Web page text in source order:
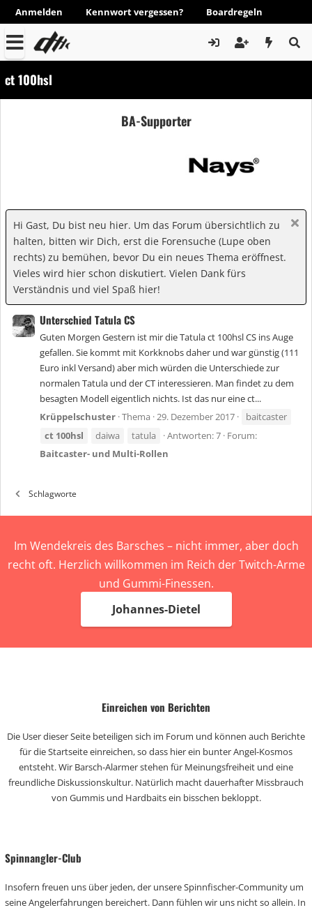
Anmelden Kennwort vergessen? Boardregeln
ct 100hsl
BA-Supporter
Hi Gast, Du bist neu hier. Um das Forum übersichtlich zu
halten, bitten wir Dich, erst die Forensuche (Lupe oben
rechts) zu bemühen, bevor Du ein neues Thema eröffnest.
Vieles wird hier schon diskutiert. Vielen Dank fürs
Verständnis und viel Spaß hier!
Unterschied Tatula CS
Guten Morgen Gestern ist mir die Tatula ct 100hsl CS ins Auge
gefallen. Sie kommt mit Korkknobs daher und war günstig (111
Euro inkl Versand) aber mich würden die Unterschiede zur
normalen Tatula und der CT interessieren. Man findet zu dem
besagten Modell eigentlich nichts. Ist das nur eine ct...
Krüppelschuster Thema 29. Dezember 2017
baitcaster
ct 100hsl daiwa tatula Antworten: 7 Forum:
Baitcaster- und Multi-Rollen
Schlagworte
Im Wendekreis des Barsches – nicht immer, aber doch
recht oft. Herzlich willkommen im Reich der Twitch-Arme
und Gummi-Finessen.
Johannes-Dietel
Einreichen von Berichten
Die User dieser Seite beteiligen sich im Forum und können auch Berichte
für die Startseite einreichen, so dass hier ein bunter Angel-Kosmos
entsteht. Wir Barsch-Alarmer stehen für Meinungsfreiheit und eine
freundliche Diskussionskultur. Natürlich macht dauerhafter Missbrauch
von Gummis und Hardbaits ein bisschen bekloppt.
Spinnangler-Club
Insofern freuen uns über jeden, der unsere Spinnfischer-Community um
seine Angelerfahrungen bereichert. Dann fühlen wir uns nicht so allein. In